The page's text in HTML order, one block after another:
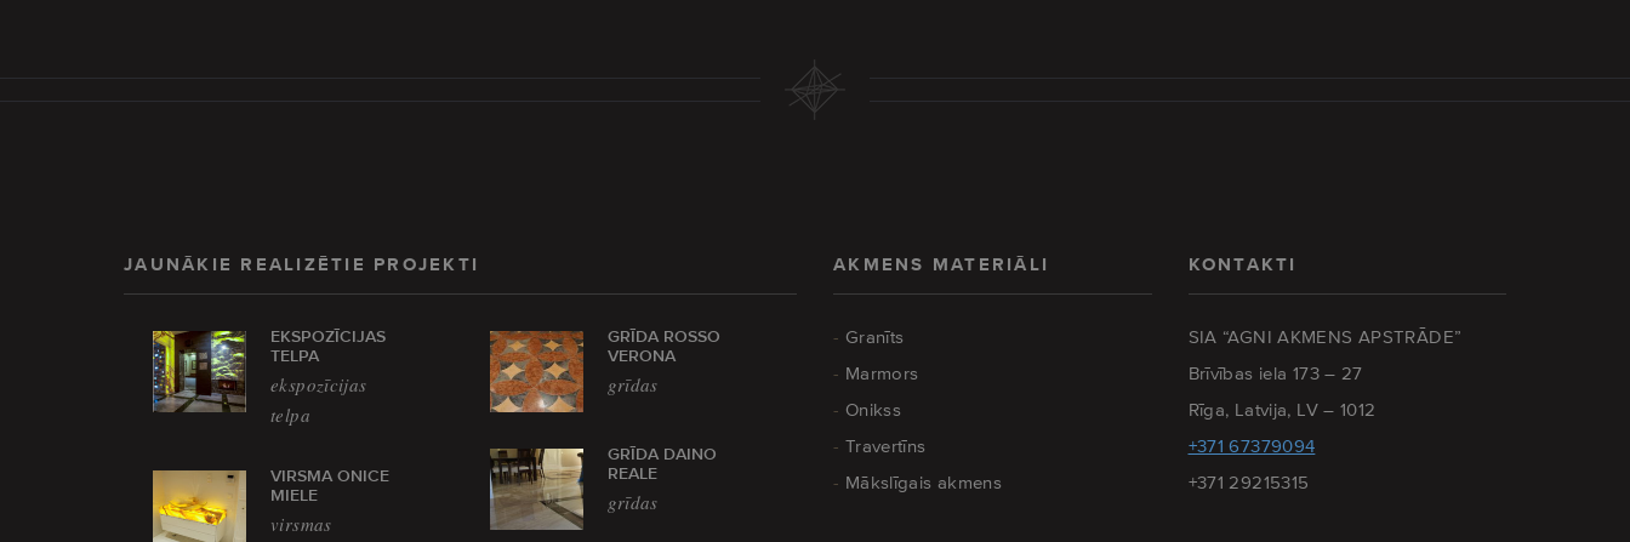
JAUNĀKIE REALIZĒTIE PROJEKTI
EKSPOZĪCIJAS
TELPA
ekspozīcijas
telpa
VIRSMA ONICE
MIELE
virsmas
GRĪDA ROSSO
VERONA
grīdas
GRĪDA DAINO
REALE
grīdas
AKMENS MATERIĀLI
Granīts
Marmors
Onikss
Travertīns
Mākslīgais akmens
KONTAKTI
SIA “AGNI AKMENS APSTRĀDE”
Brīvības iela 173 – 27
Rīga, Latvija, LV – 1012
+371 67379094
+371 29215315